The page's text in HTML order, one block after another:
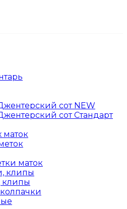
сот NEW
сот Стандарт
маток
маток
клипы
клипы